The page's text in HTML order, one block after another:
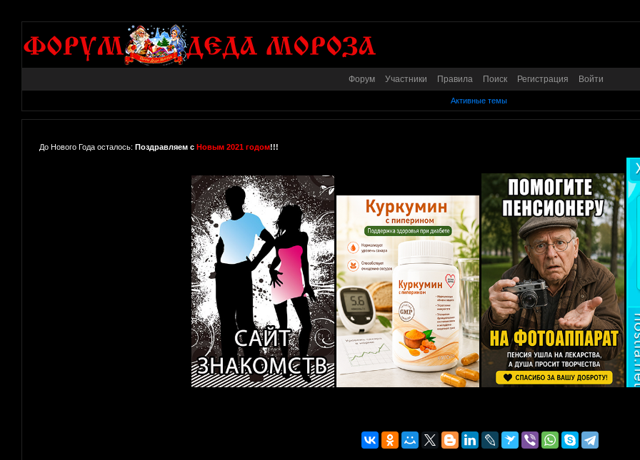
Форум Участники Правила Поиск Регистрация Войти
Активные темы
До Нового Года осталось: Поздравляем с Новым 2021 годом!!!